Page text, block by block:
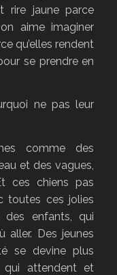
rire jaune parce
aime imaginer
qu’elles rendent
se prendre en
ne pas leur
comme des
et des vagues,
ces chiens pas
toutes ces jolies
enfants, qui
Des jeunes
se devine plus
qui attendent et